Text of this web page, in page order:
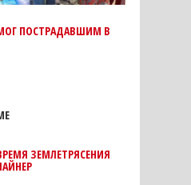
ПОСТРАДАВШИМ В
ЗЕМЛЕТРЯСЕНИЯ